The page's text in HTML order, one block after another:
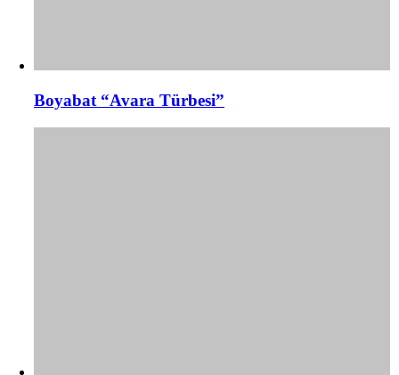
Boyabat “Avara Türbesi”